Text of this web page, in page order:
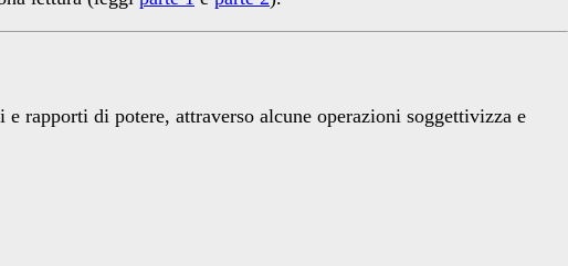
rapporti di potere, attraverso alcune operazioni soggettivizza e